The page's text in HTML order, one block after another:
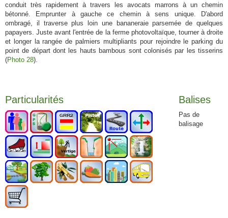
conduit très rapidement à travers les avocats marrons à un chemin
bétonné. Emprunter à gauche ce chemin à sens unique. D'abord
ombragé, il traverse plus loin une bananeraie parsemée de quelques
papayers. Juste avant l'entrée de la ferme photovoltaïque, tourner à droite
et longer la rangée de palmiers multipliants pour rejoindre le parking du
point de départ dont les hauts bambous sont colonisés par les tisserins
(Photo 28).
Particularités Balises
Pas de
balisage